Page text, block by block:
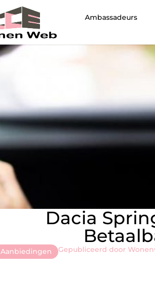
Ambassadeurs
Dacia
Aanbiedingen Gepubliceerd door